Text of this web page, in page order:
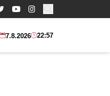
Buscar:
7.8.2026 22:57